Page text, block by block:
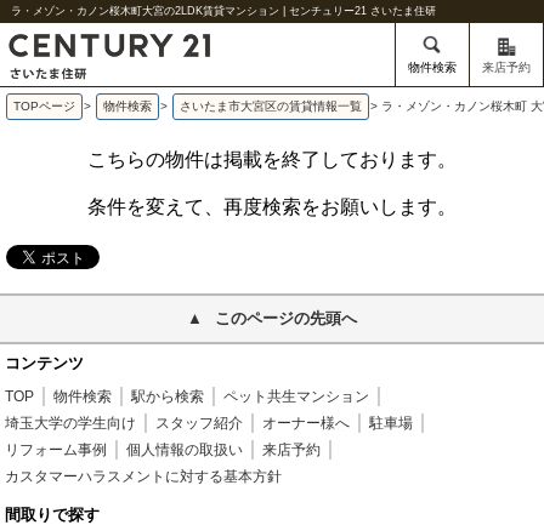
ラ・メゾン・カノン桜木町大宮の2LDK賃貸マンション | センチュリー21 さいたま住研
物件検索 来店予約
TOPページ > 物件検索 > さいたま市大宮区の賃貸情報一覧 > ラ・メゾン・カノン桜木町
こちらの物件は掲載を終了しております。
条件を変えて、再度検索をお願いします。
このページの先頭へ
コンテンツ
TOP 物件検索 駅から検索
ペット共生マンション
埼玉大学の学生向け
スタッフ紹介 オーナー様へ
駐車場
リフォーム事例
個人情報の取扱い
来店予約
カスタマーハラスメントに対する基本方針
間取りで探す